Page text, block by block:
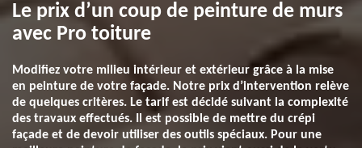
Le prix d’un coup de peinture de murs
avec Pro toiture
Modifiez votre milieu intérieur et extérieur grâce à la mise
en peinture de votre façade. Notre prix d’intervention relève
de quelques critères. Le tarif est décidé suivant la complexité
des travaux effectués. Il est possible de mettre du crépi
façade et de devoir utiliser des outils spéciaux. Pour une